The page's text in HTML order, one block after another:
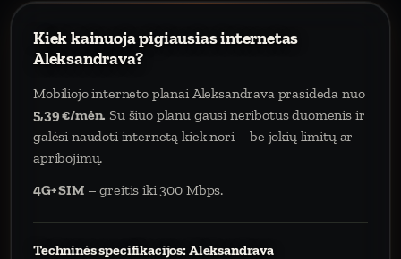
Kiek kainuoja pigiausias internetas
Aleksandrava?
Mobiliojo interneto planai Aleksandrava prasideda nuo
5,39 €/mėn. Su šiuo planu gausi neribotus duomenis ir
galėsi naudoti internetą kiek nori – be jokių limitų ar
apribojimų.
4G+ SIM– greitis iki 300 Mbps.
Techninės specifikacijos: Aleksandrava